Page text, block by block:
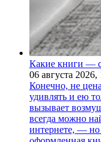
Какие книги —
06 августа 2026,
Конечно, не
удивлять и ею
вызывает
всегда можно
интернете, — но